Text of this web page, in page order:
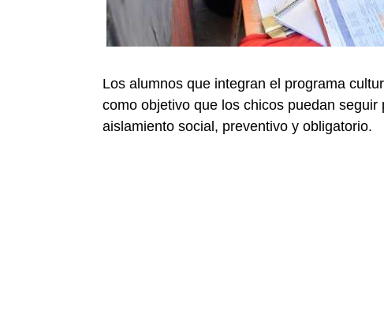
Los alumnos que integran el programa
como objetivo que los chicos puedan
aislamiento social, preventivo y obligatorio.